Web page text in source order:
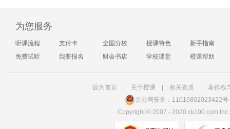
为您服务
听课流程 支付卡 全国分校 授课特色
新手指南
免费试听
我要报名 财会书店 学校课堂 橙课帮助
设为首页| 关于橙课| 相关资质
著作权
京公网安备：11010802023422号
Copyright ©2007 - 2020 ck100.com